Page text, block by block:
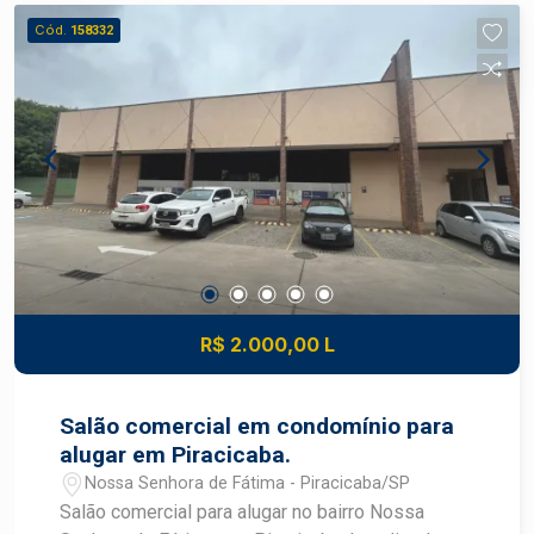
Cód. 158332
R$ 2.000,00 L
Salão comercial em condomínio para
alugar em Piracicaba.
Nossa Senhora de Fátima - Piracicaba/SP
Salão comercial para alugar no bairro Nossa